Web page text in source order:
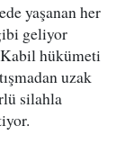
yaşanan her
geliyor
hükümeti
uzak
silahla